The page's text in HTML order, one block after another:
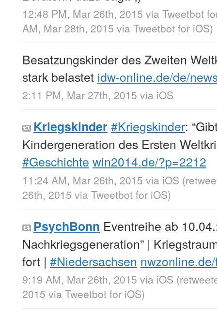
12:48 PM, Mar 26th, 2015 via Tweetbot
AM, Mar 28th, 2015 via Tweetbot for iΟS)
Besatzungskinder des Zweiten
stark belastet idw-online.de/de/
2:11 PM, Mar 27th, 2015 via iOS
Kriegskinder#Kriegskinder:
Kindergeneration des Ersten
#Geschichte win2014.de/?p=2212
11:24 AM, Mar 26th, 2015 via iOS
26th, 2015 via Tweetbot for iΟS)
PsychBonn Eventreihe ab
Nachkriegsgeneration” |
fort | #Niedersachsen
9:19 AM, Mar 26th, 2015 via iOS
2015 via Tweetbot for iΟS)